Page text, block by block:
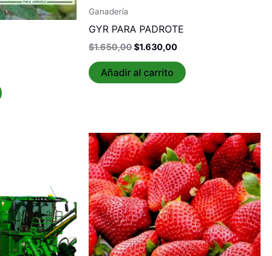
Ganadería
GYR PARA PADROTE
$1.650,00$1.630,00
Añadir al carrito